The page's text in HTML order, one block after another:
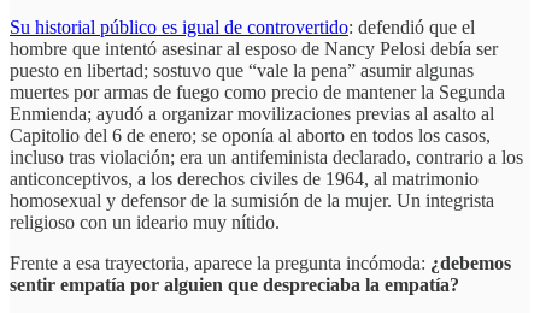
Su historial público es igual de controvertido: defendió que el
hombre que intentó asesinar al esposo de Nancy Pelosi debía ser
puesto en libertad; sostuvo que “vale la pena” asumir algunas
muertes por armas de fuego como precio de mantener la Segunda
Enmienda; ayudó a organizar movilizaciones previas al asalto al
Capitolio del 6 de enero; se oponía al aborto en todos los casos,
incluso tras violación; era un antifeminista declarado, contrario a los
anticonceptivos, a los derechos civiles de 1964, al matrimonio
homosexual y defensor de la sumisión de la mujer. Un integrista
religioso con un ideario muy nítido.
Frente a esa trayectoria, aparece la pregunta incómoda: ¿debemos
sentir empatía por alguien que despreciaba la empatía?